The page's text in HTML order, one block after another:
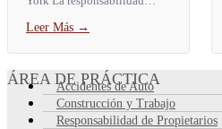
hace que una parte responda
por las lesiones...
Leer Más →
ÁREA DE PRÁCTICA
Accidentes de Auto
Construcción y Trabajo
Responsabilidad de Propietarios